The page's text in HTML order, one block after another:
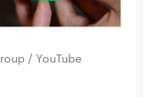
/ YouTube